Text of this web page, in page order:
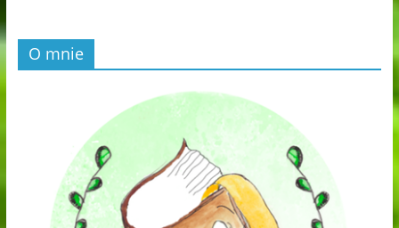
O mnie